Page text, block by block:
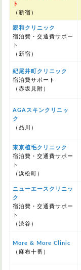
ト
（新宿）
親和クリニック
宿泊費・交通費サポー
ト
（新宿）
紀尾井町クリニック
宿泊費サポート
（赤坂見附）
AGAスキンクリニッ
ク
（品川）
東京植毛クリニック
宿泊費・交通費サポー
ト
（浜松町）
ニューエースクリニッ
ク
宿泊費・交通費サポー
ト
（渋谷）
More & More Clinic
（麻布十番）